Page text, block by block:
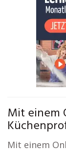
Mit einem
Mit einem